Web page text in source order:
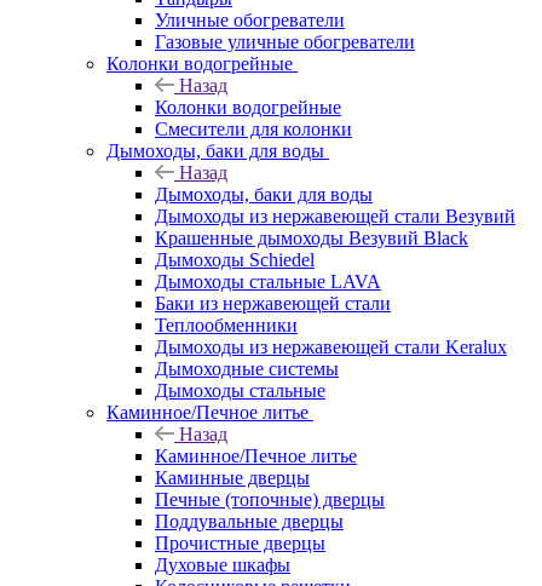
Уличные обогреватели
Газовые уличные обогреватели
Колонки водогрейные
Назад
Колонки водогрейные
Смесители для колонки
Дымоходы, баки для воды
Назад
Дымоходы, баки для воды
Дымоходы из нержавеющей стали Везувий
Крашенные дымоходы Везувий Black
Дымоходы Schiedel
Дымоходы стальные LAVA
Баки из нержавеющей стали
Теплообменники
Дымоходы из нержавеющей стали Keralux
Дымоходные системы
Дымоходы стальные
Каминное/Печное литье
Назад
Каминное/Печное литье
Каминные дверцы
Печные (топочные) дверцы
Поддувальные дверцы
Прочистные дверцы
Духовые шкафы